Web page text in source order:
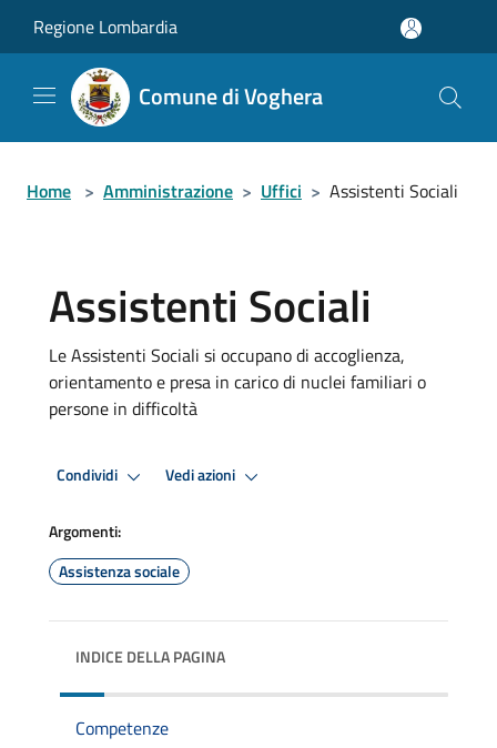
Regione Lombardia
Comune di Voghera
Home > Amministrazione > Uffici > Assistenti Sociali
Assistenti Sociali
Le Assistenti Sociali si occupano di accoglienza,
orientamento e presa in carico di nuclei familiari o
persone in difficoltà
Condividi Vedi azioni
Argomenti:
Assistenza sociale
INDICE DELLA PAGINA
Competenze